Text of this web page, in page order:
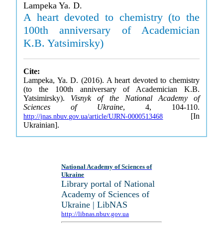
Lampeka Ya. D.
A heart devoted to chemistry (to the
100th anniversary of Academician
K.B. Yatsimirsky)
Cite:
Lampeka, Ya. D. (2016). A heart devoted to chemistry
(to the 100th anniversary of Academician K.B.
Yatsimirsky). Visnyk of the National Academy of
Sciences of Ukraine, 4, 104-110.
http://jnas.nbuv.gov.ua/article/UJRN-0000513468 [In
Ukrainian].
National Academy of Sciences of
Ukraine
Library portal of National
Academy of Sciences of
Ukraine | LibNAS
http://libnas.nbuv.gov.ua